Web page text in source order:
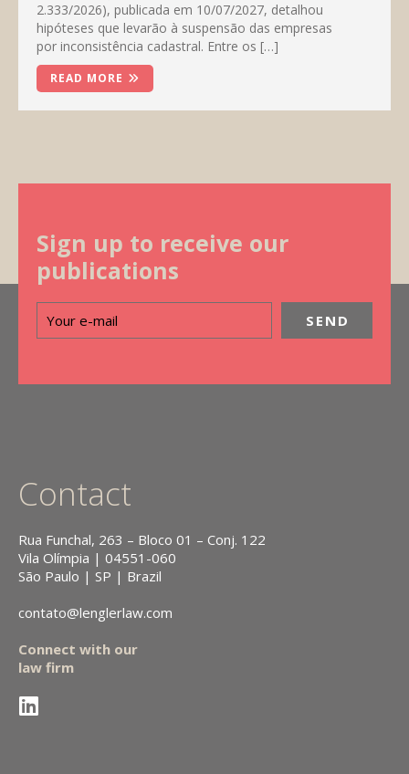
2.333/2026), publicada em 10/07/2027, detalhou
hipóteses que levarão à suspensão das empresas
por inconsistência cadastral. Entre os […]
READ MORE
Sign up to receive our
publications
Contact
Rua Funchal, 263 – Bloco 01 – Conj. 122
Vila Olímpia | 04551-060
São Paulo | SP | Brazil
contato@lenglerlaw.com
Connect with our
law firm